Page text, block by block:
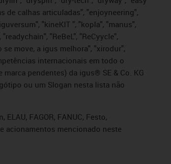
de calhas articuladas", "enjoyneering",
"kineKIT ", "kopla", "manus",
"ReBeL", "ReCyycle",
move, a igus melhora", "xirodur",
internacionais em todo o
pendentes) da igus® SE & Co. KG
ou um Slogan nesta lista não
FAGOR, FANUC, Festo,
acionamentos mencionado neste